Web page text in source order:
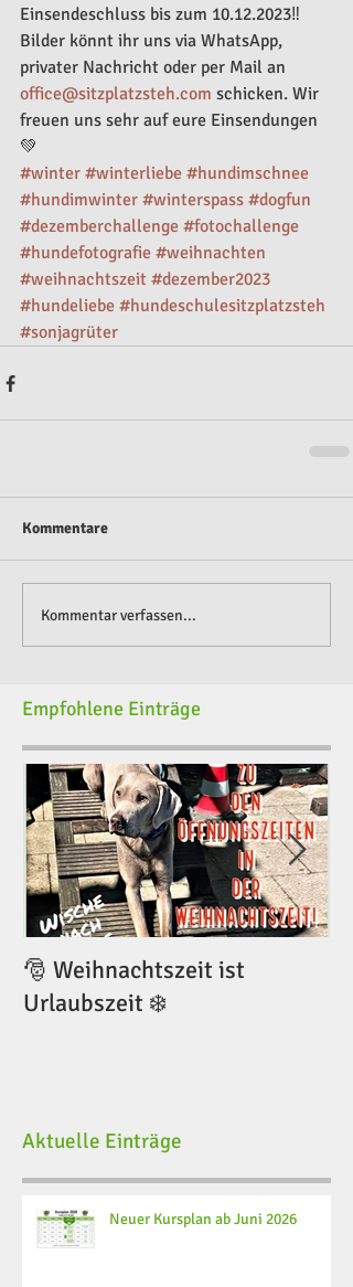
Einsendeschluss bis zum 10.12.2023‼️
Bilder könnt ihr uns via WhatsApp,
privater Nachricht oder per Mail an
office@sitzplatzsteh.com schicken. Wir
freuen uns sehr auf eure Einsendungen
💚
#winter #winterliebe #hundimschnee
#hundimwinter #winterspass #dogfun
#dezemberchallenge #fotochallenge
#hundefotografie #weihnachten
#weihnachtszeit #dezember2023
#hundeliebe #hundeschulesitzplatzsteh
#sonjagrüter
Kommentare
Kommentar verfassen...
Empfohlene Einträge
🎅 Weihnachtszeit ist
Urlaubszeit ❄️
Aktuelle Einträge
Neuer Kursplan ab Juni 2026